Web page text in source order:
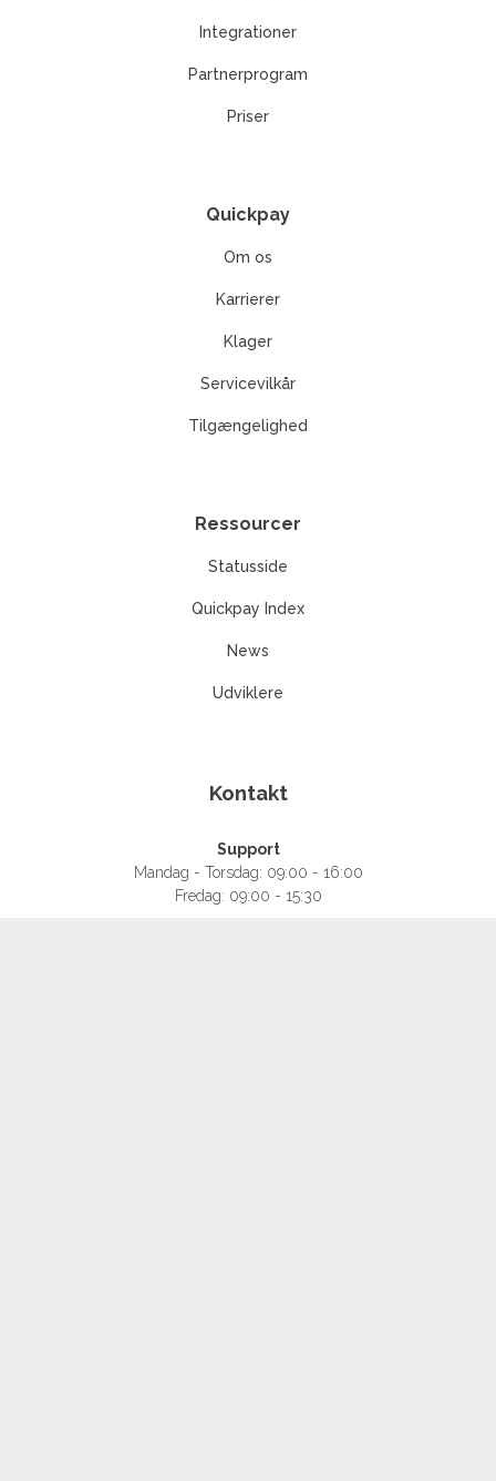
Kontakt
Support
Mandag - Torsdag: 09:00 - 16:00
Fredag: 09:00 - 15:30
Integrationer
Partnerprogram
Priser
Quickpay
Om os
Karrierer
Klager
Servicevilkår
Tilgængelighed
Ressourcer
Statusside
Quickpay Index
News
Udviklere